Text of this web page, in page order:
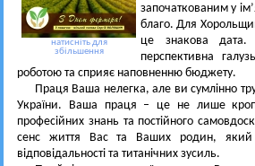
натисніть для
збільшення
започаткованим у
благо. Для
це знакова дата.
перспективна
роботою та сприяє наповненню бюджету.
Праця Ваша нелегка, але ви сумлінно
України. Ваша праця – це не лише
професійних знань та постійного
сенс життя Вас та Ваших родин, який
відповідальності та титанічних зусиль.